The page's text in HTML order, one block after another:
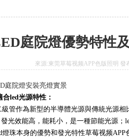
庭院燈優勢特性
來源:東莞草莓视频APP色版照明 發
合led光源特性：
管作為新型的半導體光源與傳統光源
光效能高，能耗小，是一種節能光源
燈珠本身的優勢和發光特性草莓视频